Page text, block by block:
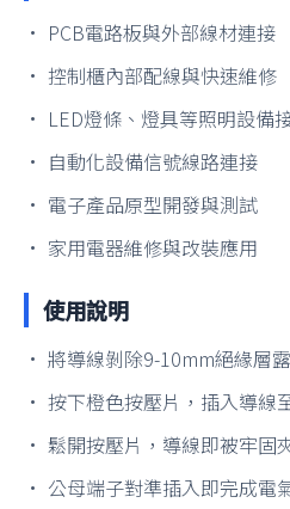
• PCB電路板與外部線材連接
• 控制櫃內部配線與快速維修
• LED燈條、燈具等照明設備
• 自動化設備信號線路連接
• 電子產品原型開發與測試
• 家用電器維修與改裝應用
使用說明
• 將導線剝除9-10mm絕緣層
• 按下橙色按壓片，插入導線
• 鬆開按壓片，導線即被牢固
• 公母端子對準插入即完成電